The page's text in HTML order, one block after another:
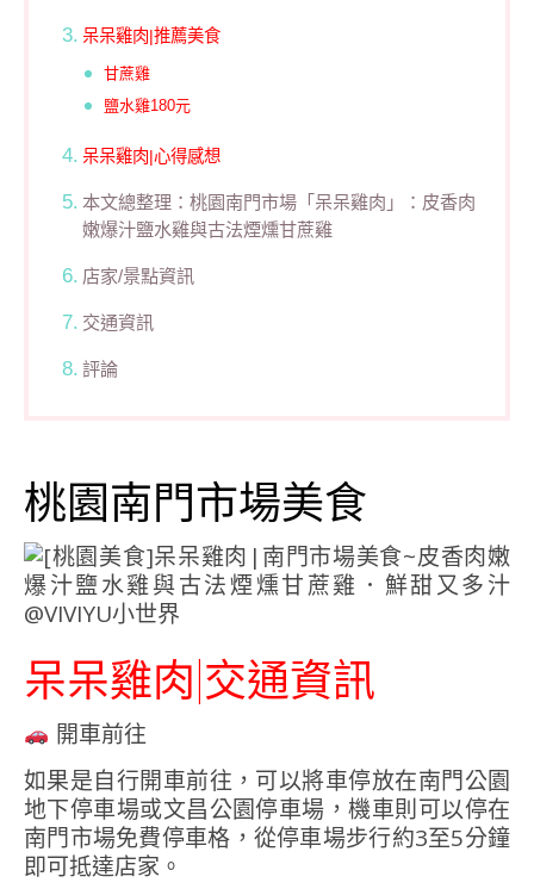
呆呆雞肉|推薦美食
甘蔗雞
鹽水雞180元
呆呆雞肉|心得感想
本文總整理：桃園南門市場「呆呆雞肉」：皮香肉
嫩爆汁鹽水雞與古法煙燻甘蔗雞
店家/景點資訊
交通資訊
評論
桃園南門市場美食
呆呆雞肉|交通資訊
開車前往
如果是自行開車前往，可以將車停放在南門公園
地下停車場或文昌公園停車場，機車則可以停在
南門市場免費停車格，從停車場步行約3至5分鐘
即可抵達店家。